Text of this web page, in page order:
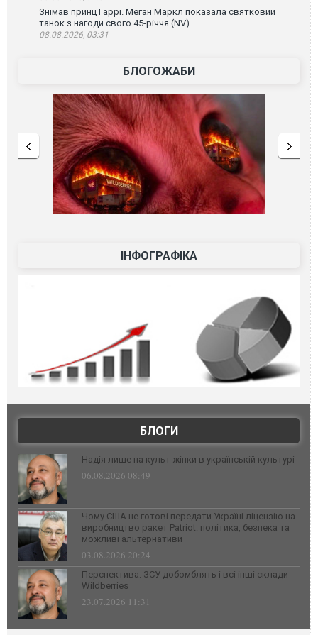
Знімав принц Гаррі. Меган Маркл показала святковий
танок з нагоди свого 45-річчя (NV)
08.08.2026, 03:31
БЛОГОЖАБИ
ІНФОГРАФІКА
БЛОГИ
Надія лише на культ жінки в українській культурі
06.08.2026 08:49
Чому США не готові передати Україні ліцензію на
виробництво ракет Patriot: політика, безпека та
можливі альтернативи
03.08.2026 20:24
Перспектива: ЗСУ добомблять і всі інші склади
Wildberries
23.07.2026 11:31